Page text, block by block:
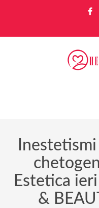
Estetica
&